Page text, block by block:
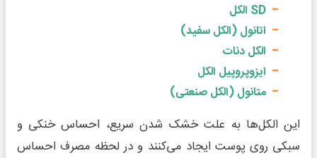
SD الکل
اتانول (الکل سفید)
الکل دنات
ایزوپروپیل الکل
متانول (الکل صنعتی)
این الکل‌ها به علت خشک شدن سریع، احساس خنکی و
سبکی روی پوست ایجاد می‌کنند و در لحظه مصرف احساس